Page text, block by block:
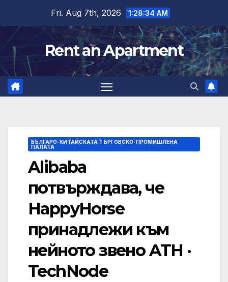
content
Fri. Aug 7th, 2026 1:28:35 AM
Rent an Apartment
БЪЛГАРО-КИТАЙСКАТА ТЪРГОВСКО-ПРОМИШЛЕНА
ПАЛАТА
Alibaba
потвърждава, че
HappyHorse
принадлежи към
нейното звено ATH ·
TechNode